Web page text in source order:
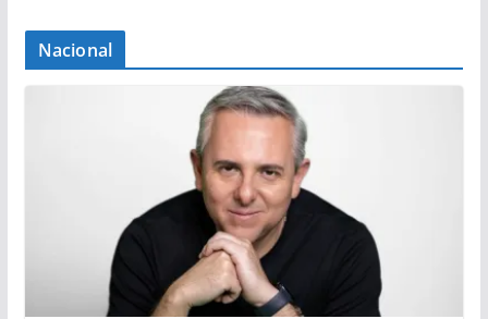
Nacional